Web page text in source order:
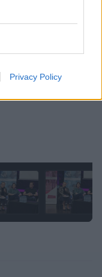
Privacy Policy
tudi iskanju
mladinskega